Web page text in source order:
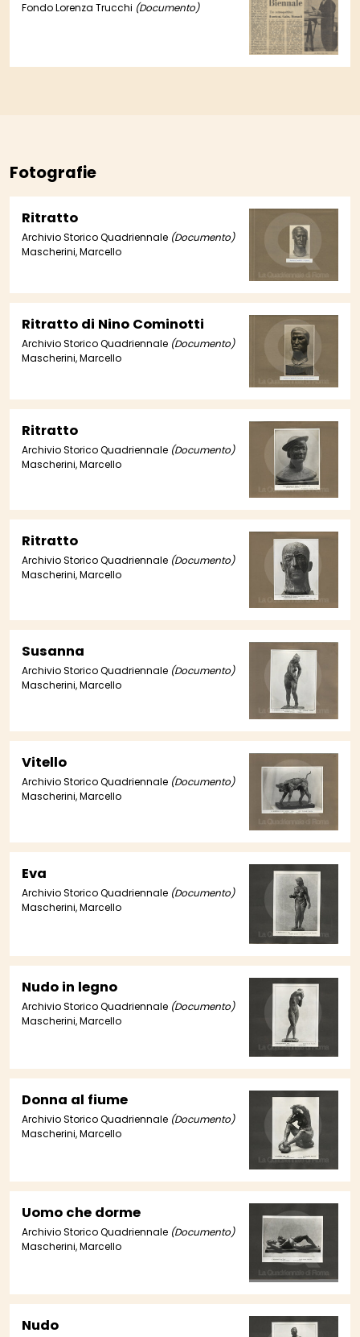
Feluca; Obiettori con e senza
venduto per Manzù; Magritte
Fondo Lorenza Trucchi (Documento)
Fotografie
Ritratto
Archivio Storico Quadriennale (Documento)
Mascherini, Marcello
Ritratto di Nino Cominotti
Archivio Storico Quadriennale (Documento)
Mascherini, Marcello
Ritratto
Archivio Storico Quadriennale (Documento)
Mascherini, Marcello
Ritratto
Archivio Storico Quadriennale (Documento)
Mascherini, Marcello
Susanna
Archivio Storico Quadriennale (Documento)
Mascherini, Marcello
Vitello
Archivio Storico Quadriennale (Documento)
Mascherini, Marcello
Eva
Archivio Storico Quadriennale (Documento)
Mascherini, Marcello
Nudo in legno
Archivio Storico Quadriennale (Documento)
Mascherini, Marcello
Donna al fiume
Archivio Storico Quadriennale (Documento)
Mascherini, Marcello
Uomo che dorme
Archivio Storico Quadriennale (Documento)
Mascherini, Marcello
Nudo